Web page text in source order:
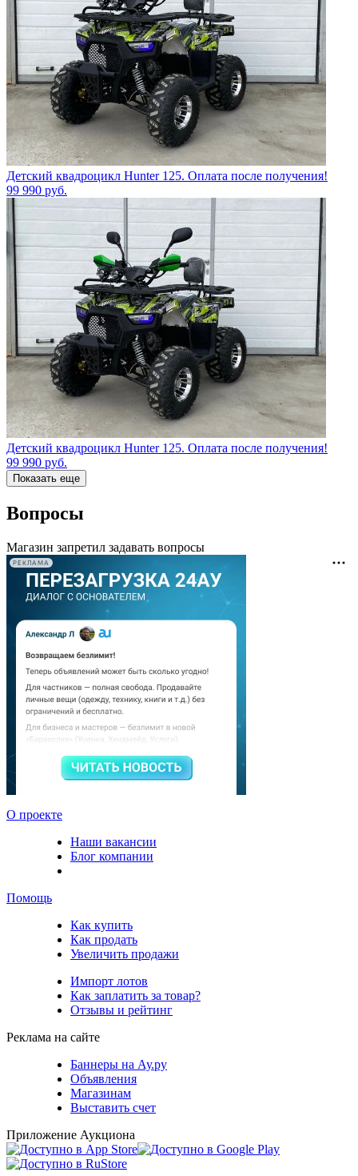
Детский квадроцикл Hunter 125. Оплата после получения!
99 990 руб.
Детский квадроцикл Hunter 125. Оплата после получения!
99 990 руб.
Показать еще
Вопросы
Магазин запретил задавать вопросы
РЕКЛАМА
О проекте
Наши вакансии
Блог компании
Помощь
Как купить
Как продать
Увеличить продажи
Импорт лотов
Как заплатить за товар?
Отзывы и рейтинг
Реклама на сайте
Баннеры на Ау.ру
Объявления
Магазинам
Выставить счет
Приложение Аукциона